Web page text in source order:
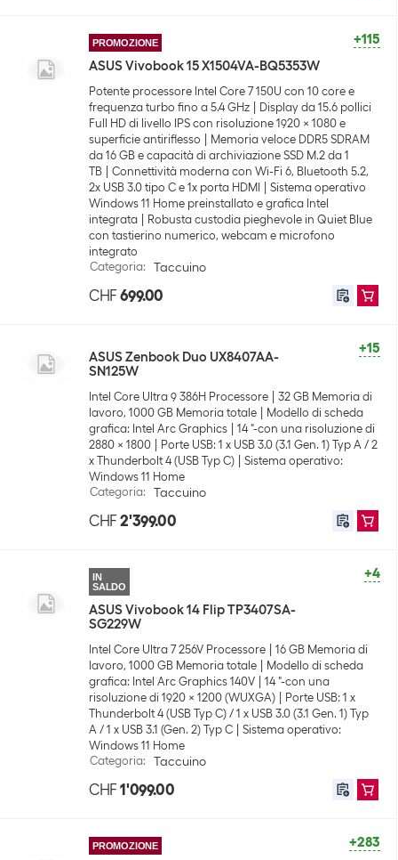
+115
PROMOZIONE
ASUS Vivobook 15 X1504VA-BQ5353W
Potente processore Intel Core 7 150U con 10 core e
frequenza turbo fino a 5.4 GHz
Display da 15.6 pollici
Full HD di livello IPS con risoluzione 1920 x 1080 e
superficie antiriflesso
Memoria veloce DDR5 SDRAM
da 16 GB e capacità di archiviazione SSD M.2 da 1
TB
Connettività moderna con Wi-Fi 6, Bluetooth 5.2,
2x USB 3.0 tipo C e 1x porta HDMI
Sistema operativo
Windows 11 Home preinstallato e grafica Intel
integrata
Robusta custodia pieghevole in Quiet Blue
con tastierino numerico, webcam e microfono
integrato
Categoria: Taccuino
CHF 699.00
+15
ASUS Zenbook Duo UX8407AA-
SN125W
Intel Core Ultra 9 386H Processore
32 GB Memoria di
lavoro, 1000 GB Memoria totale
Modello di scheda
grafica: Intel Arc Graphics
14 "-con una risoluzione di
2880 x 1800
Porte USB: 1 x USB 3.0 (3.1 Gen. 1) Typ A / 2
x Thunderbolt 4 (USB Typ C)
Sistema operativo:
Windows 11 Home
Categoria: Taccuino
CHF 2'399.00
+4
IN
SALDO
ASUS Vivobook 14 Flip TP3407SA-
SG229W
Intel Core Ultra 7 256V Processore
16 GB Memoria di
lavoro, 1000 GB Memoria totale
Modello di scheda
grafica: Intel Arc Graphics 140V
14 "-con una
risoluzione di 1920 x 1200 (WUXGA)
Porte USB: 1 x
Thunderbolt 4 (USB Typ C) / 1 x USB 3.0 (3.1 Gen. 1) Typ
A / 1 x USB 3.1 (Gen. 2) Typ C
Sistema operativo:
Windows 11 Home
Categoria: Taccuino
CHF 1'099.00
+283
PROMOZIONE